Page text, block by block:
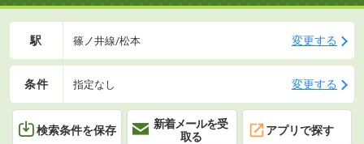
駅 篠ノ井線/松本 変更する
条件 指定なし 変更する
検索条件を保存
新着メールを受
取る
アプリで探す